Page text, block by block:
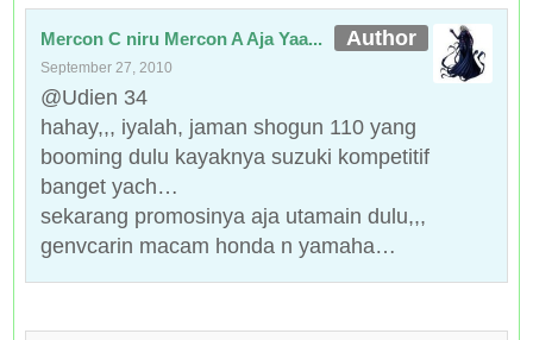
Mercon C niru Mercon A Aja Yaa...
September 27, 2010
@Udien 34
hahay,,, iyalah, jaman shogun 110 yang
booming dulu kayaknya suzuki kompetitif
banget yach…
sekarang promosinya aja utamain dulu,,,
genvcarin macam honda n yamaha…